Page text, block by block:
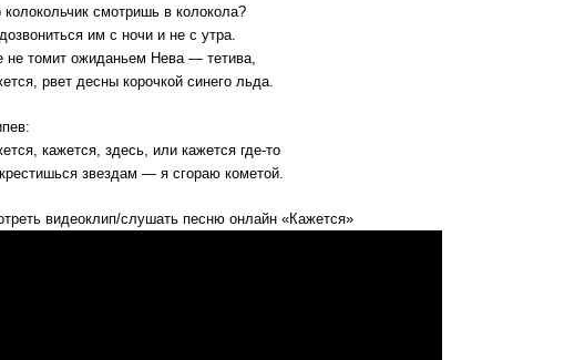
колокольчик смотришь в колокола?
им с ночи и не с утра.
не томит ожиданьем Нева — тетива,
рвет десны корочкой синего льда.
кажется, здесь, или кажется где-то
звездам — я сгораю кометой.
видеоклип/слушать песню онлайн «Кажется»